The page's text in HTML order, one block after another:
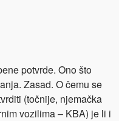
potvrde. Ono što
Zasad. O čemu se
(točnije, njemačka
vozilima – KBA) je li i